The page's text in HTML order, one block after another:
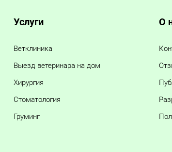
Услуги
Ветклиника
Выезд ветеринара на дом
Хирургия
Стоматология
Груминг
О